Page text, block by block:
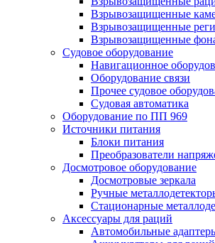
Взрывозащищенные
Взрывозащищенные
Взрывозащищенные
Судовое оборудование
Навигационное
Оборудование связи
Прочее судовое
Судовая автоматика
Оборудование по ПП 969
Источники питания
Блоки питания
Преобразователи
Досмотровое оборудование
Досмотровые зеркала
Ручные
Стационарные
Аксессуары для раций
Автомобильные